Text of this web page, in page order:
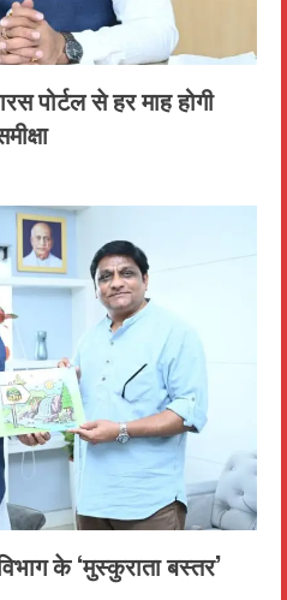
पोर्टल से हर माह होगी
के ‘मुस्कुराता बस्तर’